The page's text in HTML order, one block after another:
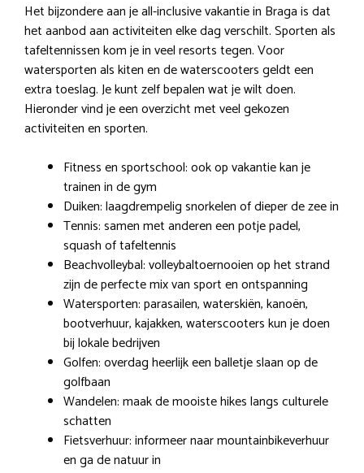
Het bijzondere aan je all-inclusive vakantie in Braga is dat
het aanbod aan activiteiten elke dag verschilt. Sporten als
tafeltennissen kom je in veel resorts tegen. Voor
watersporten als kiten en de waterscooters geldt een
extra toeslag. Je kunt zelf bepalen wat je wilt doen.
Hieronder vind je een overzicht met veel gekozen
activiteiten en sporten.
Fitness en sportschool: ook op vakantie kan je
trainen in de gym
Duiken: laagdrempelig snorkelen of dieper de zee in
Tennis: samen met anderen een potje padel,
squash of tafeltennis
Beachvolleybal: volleybaltoernooien op het strand
zijn de perfecte mix van sport en ontspanning
Watersporten: parasailen, waterskiën, kanoën,
bootverhuur, kajakken, waterscooters kun je doen
bij lokale bedrijven
Golfen: overdag heerlijk een balletje slaan op de
golfbaan
Wandelen: maak de mooiste hikes langs culturele
schatten
Fietsverhuur: informeer naar mountainbikeverhuur
en ga de natuur in